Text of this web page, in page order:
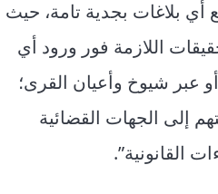
أي بلاغات بجدية تامة، حيث
اللازمة فور ورود أي
عبر شيوخ وأعيان القرى؛
إلى الجهات القضائية
القانونية”.